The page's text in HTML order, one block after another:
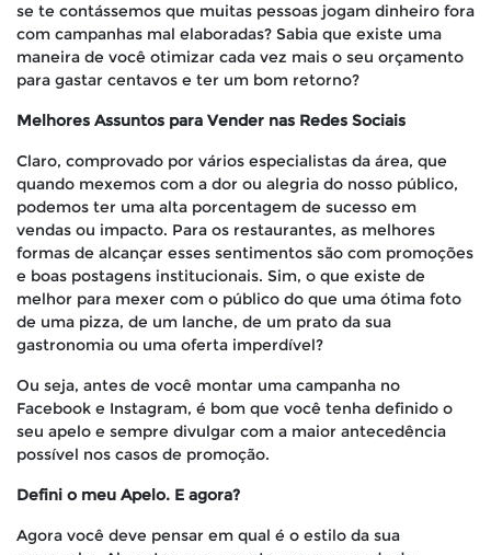
se te contássemos que muitas pessoas jogam dinheiro fora
com campanhas mal elaboradas? Sabia que existe uma
maneira de você otimizar cada vez mais o seu orçamento
para gastar centavos e ter um bom retorno?
Melhores Assuntos para Vender nas Redes Sociais
Claro, comprovado por vários especialistas da área, que
quando mexemos com a dor ou alegria do nosso público,
podemos ter uma alta porcentagem de sucesso em
vendas ou impacto. Para os restaurantes, as melhores
formas de alcançar esses sentimentos são com promoções
e boas postagens institucionais. Sim, o que existe de
melhor para mexer com o público do que uma ótima foto
de uma pizza, de um lanche, de um prato da sua
gastronomia ou uma oferta imperdível?
Ou seja, antes de você montar uma campanha no
Facebook e Instagram, é bom que você tenha definido o
seu apelo e sempre divulgar com a maior antecedência
possível nos casos de promoção.
Defini o meu Apelo. E agora?
Agora você deve pensar em qual é o estilo da sua